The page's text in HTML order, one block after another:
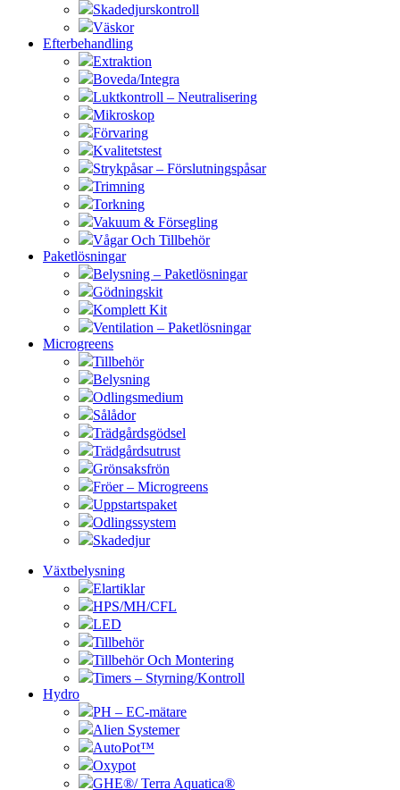
Skadedjurskontroll
Väskor
Efterbehandling
Extraktion
Boveda/Integra
Luktkontroll – Neutralisering
Mikroskop
Förvaring
Kvalitetstest
Strykpåsar – Förslutningspåsar
Trimning
Torkning
Vakuum & Försegling
Vågar Och Tillbehör
Paketlösningar
Belysning – Paketlösningar
Gödningskit
Komplett Kit
Ventilation – Paketlösningar
Microgreens
Tillbehör
Belysning
Odlingsmedium
Sålådor
Trädgårdsgödsel
Trädgårdsutrust
Grönsaksfrön
Fröer – Microgreens
Uppstartspaket
Odlingssystem
Skadedjur
Växtbelysning
Elartiklar
HPS/MH/CFL
LED
Tillbehör
Tillbehör Och Montering
Timers – Styrning/Kontroll
Hydro
PH – EC-mätare
Alien Systemer
AutoPot™
Oxypot
GHE®/ Terra Aquatica®